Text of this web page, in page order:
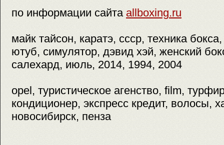
по информации сайта allboxing.ru
майк тайсон, каратэ, ссср, техника
ютуб, симулятор, дэвид хэй, женский
салехард, июль, 2014, 1994, 2004
opel, туристическое агенство, film,
кондиционер, экспресс кредит, волосы,
новосибирск, пенза